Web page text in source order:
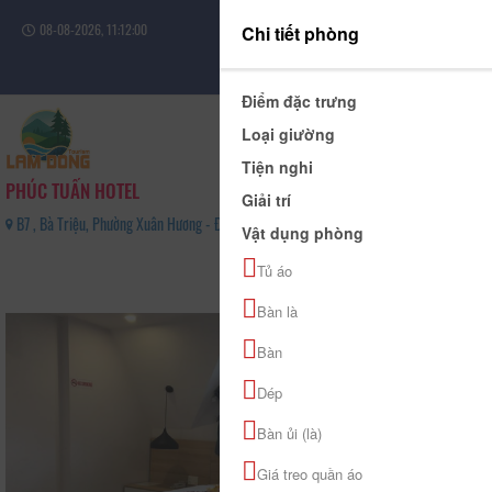
08-08-2026, 11:12:01
Đăng nhập
PHÚC TUẤN HOTEL
B7 , Bà Triệu, Phường Xuân Hương - Đà Lạt, Tỉnh Lâm Đồng - 0919815757
Chi tiết phòng
Điểm đặc trưng
Loại giường
Tiện nghi
Giải trí
Vật dụng phòng
Tủ áo
Bàn là
Bàn
Dép
Bàn ủi (là)
Giá treo quần áo